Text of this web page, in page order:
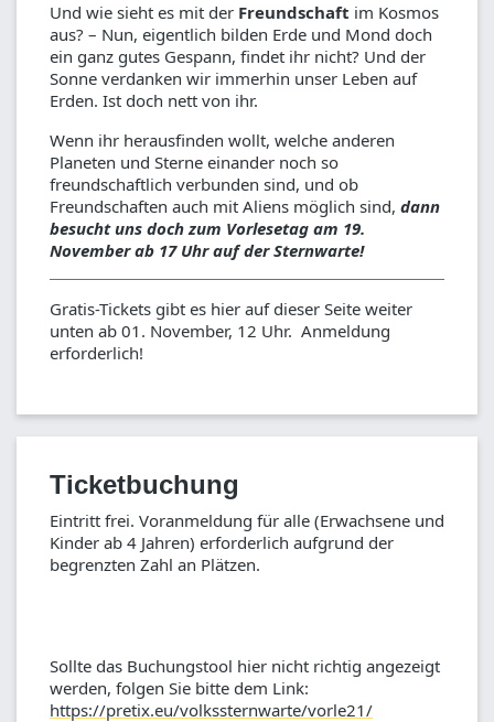
Und wie sieht es mit der Freundschaft im Kosmos
aus? – Nun, eigentlich bilden Erde und Mond doch
ein ganz gutes Gespann, findet ihr nicht? Und der
Sonne verdanken wir immerhin unser Leben auf
Erden. Ist doch nett von ihr.
Wenn ihr herausfinden wollt, welche anderen
Planeten und Sterne einander noch so
freundschaftlich verbunden sind, und ob
Freundschaften auch mit Aliens möglich sind, dann
besucht uns doch zum Vorlesetag am 19.
November ab 17 Uhr auf der Sternwarte!
Gratis-Tickets gibt es hier auf dieser Seite weiter
unten ab 01. November, 12 Uhr. Anmeldung
erforderlich!
Ticketbuchung
Eintritt frei. Voranmeldung für alle (Erwachsene und
Kinder ab 4 Jahren) erforderlich aufgrund der
begrenzten Zahl an Plätzen.
Sollte das Buchungstool hier nicht richtig angezeigt
werden, folgen Sie bitte dem Link:
https://pretix.eu/volkssternwarte/vorle21/